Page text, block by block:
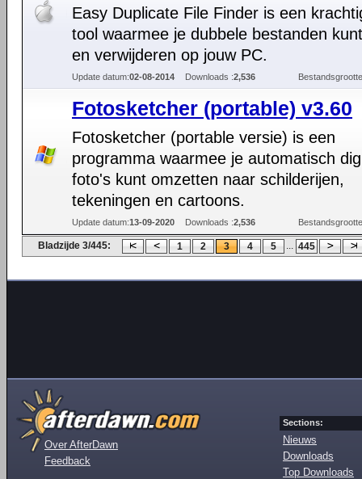
Easy Duplicate File Finder is een
tool waarmee je dubbele bestanden
en verwijderen op jouw PC.
Update datum:02-08-2014 Downloads :2,536
Fotosketcher (portable) v3.60
Fotosketcher (portable versie) is een
programma waarmee je automatisch
foto's kunt omzetten naar schilderijen,
tekeningen en cartoons.
Update datum:13-09-2020 Downloads :2,536
Bladzijde 3/445: 1 2 3 4 5 ... 445
Over AfterDawn
Feedback
Sections:
Nieuws
Downloads
Top Downloads